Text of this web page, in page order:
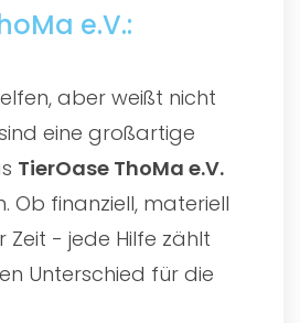
e.V.:
aber weißt nicht
eine großartige
TierOase ThoMa e.V.
Ob finanziell, materiell
Zeit - jede Hilfe zählt
Unterschied für die